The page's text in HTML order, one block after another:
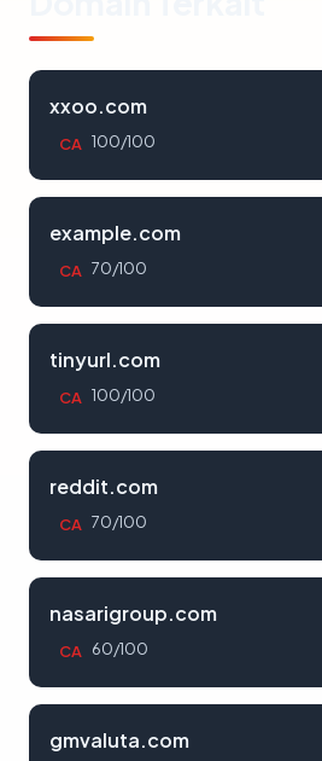
xxoo.com
CA 100/100
example.com
CA 70/100
tinyurl.com
CA 100/100
reddit.com
CA 70/100
nasarigroup.com
CA 60/100
gmvaluta.com